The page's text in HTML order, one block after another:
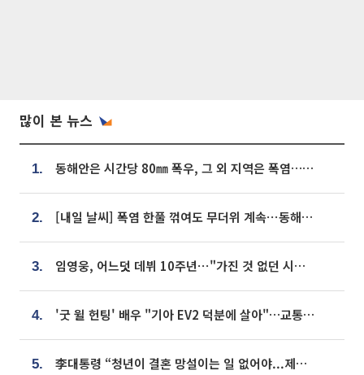
많이 본 뉴스
1. 동해안은 시간당 80㎜ 폭우, 그 외 지역은 폭염…‘극과 극 날씨’
2. [내일 날씨] 폭염 한풀 꺾여도 무더위 계속⋯동해안 이틀 연속 비
3. 임영웅, 어느덧 데뷔 10주년⋯"가진 것 없던 시절, 내 앞엔 20명의 팬뿐"
4. '굿 윌 헌팅' 배우 "기아 EV2 덕분에 살아"…교통사고 후 안전성 극찬
5. 李대통령 “청년이 결혼 망설이는 일 없어야...제도상 불이익 조사”